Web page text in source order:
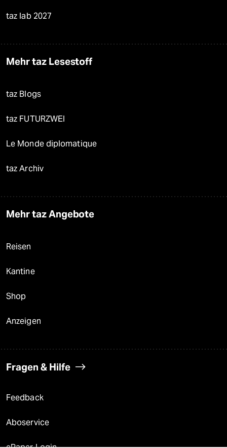
taz lab 2027
Mehr taz Lesestoff
taz Blogs
taz FUTURZWEI
Le Monde diplomatique
taz Archiv
Mehr taz Angebote
Reisen
Kantine
Shop
Anzeigen
Fragen & Hilfe
Feedback
Aboservice